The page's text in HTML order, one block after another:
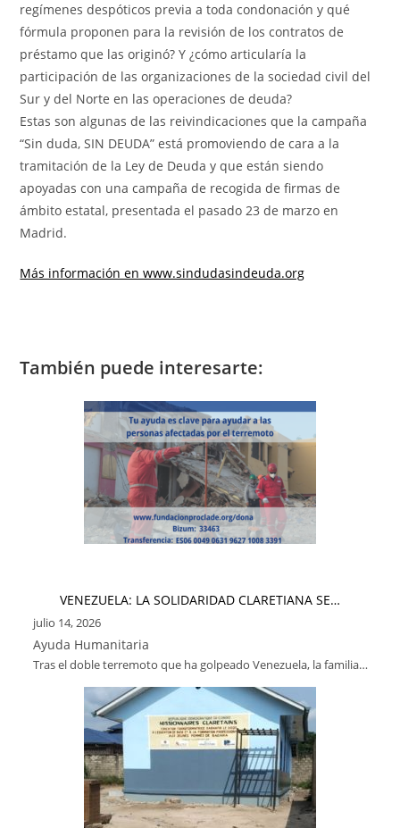
regímenes despóticos previa a toda condonación y qué
fórmula proponen para la revisión de los contratos de
préstamo que las originó? Y ¿cómo articularía la
participación de las organizaciones de la sociedad civil del
Sur y del Norte en las operaciones de deuda?
Estas son algunas de las reivindicaciones que la campaña
“Sin duda, SIN DEUDA” está promoviendo de cara a la
tramitación de la Ley de Deuda y que están siendo
apoyadas con una campaña de recogida de firmas de
ámbito estatal, presentada el pasado 23 de marzo en
Madrid.
Más información en www.sindudasindeuda.org
También puede interesarte:
VENEZUELA: LA SOLIDARIDAD CLARETIANA SE…
julio 14, 2026
Ayuda Humanitaria
Tras el doble terremoto que ha golpeado Venezuela, la familia…